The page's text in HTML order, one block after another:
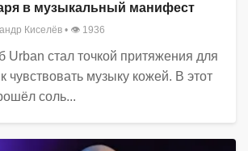
в музыкальный манифест
Киселёв • 👁 1936
Urban стал точкой притяжения для
чувствовать музыку кожей. В этот
соль...